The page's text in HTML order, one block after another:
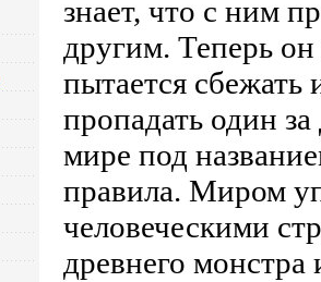
знает, что с ним
другим. Теперь
пытается сбежать
пропадать один
мире под
правила. Миром
человеческими
древнего монстра